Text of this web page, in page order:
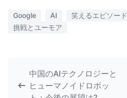
Google AI 笑えるエピソード
挑戦とユーモア
中国のAIテクノロジーと
ヒューマノイドロボッ